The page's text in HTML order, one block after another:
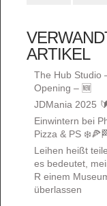
ARTIKEL
The Hub Studio
Opening – 🆕
JDMania 2025 🔰
Einwintern bei
Pizza & PS
Leihen heißt
es bedeutet,
R einem
überlassen